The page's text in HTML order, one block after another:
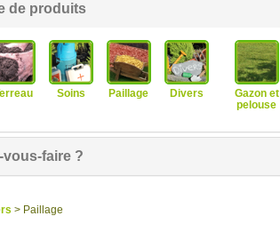
de produits
Soins Paillage Divers
Gazon et
pelouse
vous-faire ?
> Paillage